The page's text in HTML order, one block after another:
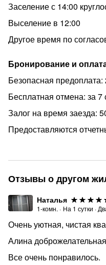
Заселение с 14:00
Выселение в 12:00
Другое время по
Бронирование и
Безопасная предоплата:
Бесплатная отмена: за 7
Залог на время заезда:
Предоставляются
Отзывы о другом
Наталья
1-комн. · На 1 сутки ·
Очень уютная, чистая
Алина
Все очень понравилось.